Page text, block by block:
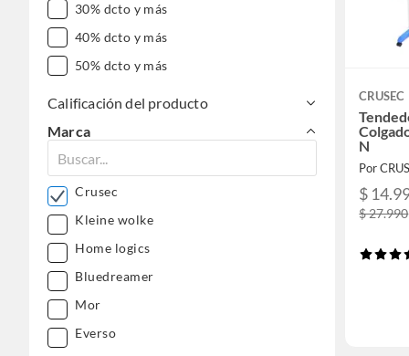
30% dcto y más
40% dcto y más
50% dcto y más
Calificación del producto
Marca
Crusec
Kleine wolke
Home logics
Bluedreamer
Mor
Everso
CRUSEC
N
Por
$
$ 27.990